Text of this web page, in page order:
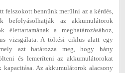
felszokott bennünk merülni az a kérdés,
befolyásolhatják az akkumulátorok
élettartamának a meghatározásához,
vizsgálata. A töltési ciklus alatt egy
azt határozza meg, hogy hány
és lemeríteni az akkumulátorokat
Az akkumulátorok alacsony